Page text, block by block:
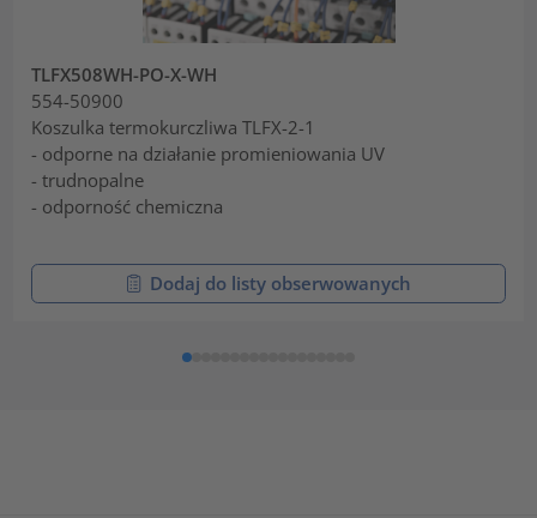
TLFX508WH-PO-X-WH
554-50900
Koszulka termokurczliwa TLFX-2-1
- odporne na działanie promieniowania UV
- trudnopalne
- odporność chemiczna
Dodaj do listy obserwowanych